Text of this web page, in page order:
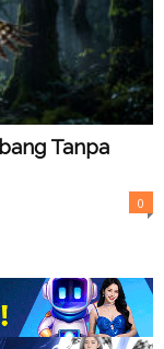
Tanpa
0